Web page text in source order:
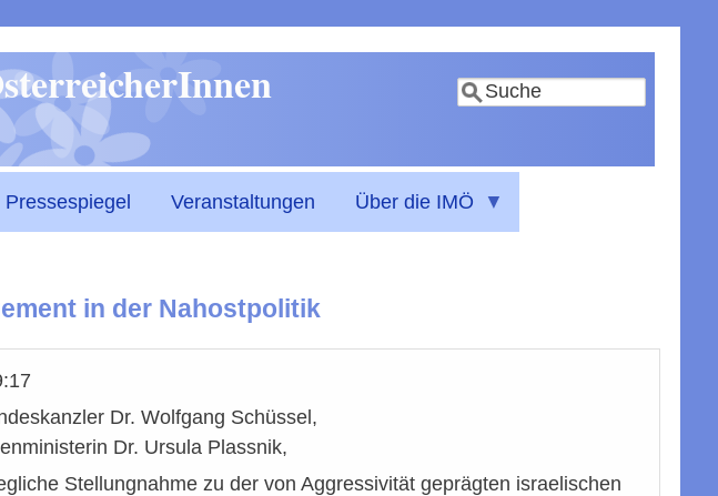
Suche
Pressespiegel Veranstaltungen Über die IMÖ
in der Nahostpolitik
Dr. Wolfgang Schüssel,
Dr. Ursula Plassnik,
Stellungnahme zu der von Aggressivität geprägten israelischen